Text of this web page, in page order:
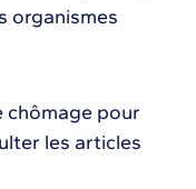
organismes
chômage pour
les articles